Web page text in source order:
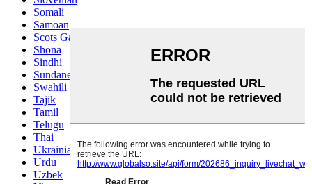
Somali
Samoan
Scots Gaelic
Shona
Sindhi
Sundanese
Swahili
Tajik
Tamil
Telugu
Thai
Ukrainian
Urdu
Uzbek